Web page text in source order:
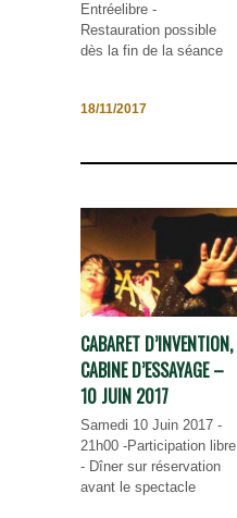
Entréelibre -
Restauration possible
dès la fin de la séance
18/11/2017
CABARET D’INVENTION,
CABINE D’ESSAYAGE –
10 JUIN 2017
Samedi 10 Juin 2017 -
21h00 -Participation libre
- Dîner sur réservation
avant le spectacle